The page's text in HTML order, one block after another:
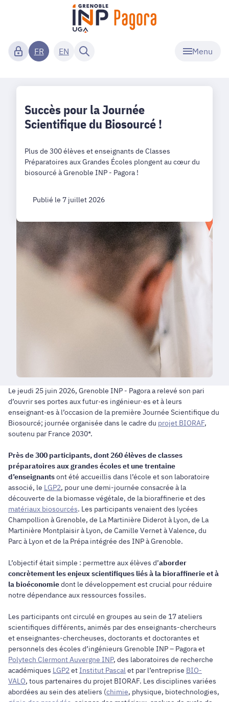
Menu
FR EN
Succès pour la Journée
Scientifique du Biosourcé !
Plus de 300 élèves et enseignants de Classes
Préparatoires aux Grandes Écoles plongent au cœur du
biosourcé à Grenoble INP - Pagora !
Publié le 7 juillet 2026
Le jeudi 25 juin 2026, Grenoble INP - Pagora a relevé son pari
d’ouvrir ses portes aux futur·es ingénieur·es et à leurs
enseignant·es à l’occasion de la première Journée Scientifique du
Biosourcé; journée organisée dans le cadre du projet BIORAF,
soutenu par France 2030*.
Près de 300 participants, dont 260 élèves de classes
préparatoires aux grandes écoles et une trentaine
d’enseignantsont été accueillis dans l’école et son laboratoire
associé, le LGP2, pour une demi-journée consacrée à la
découverte de la biomasse végétale, de la bioraffinerie et des
matériaux biosourcés. Les participants venaient des lycées
Champollion à Grenoble, de La Martinière Diderot à Lyon, de La
Martinière Montplaisir à Lyon, de Camille Vernet à Valence, du
Parc à Lyon et de la Prépa intégrée des INP à Grenoble.
L’objectif était simple : permettre aux élèves d’aborder
concrètement les enjeux scientifiques liés à la bioraffinerie et à
la bioéconomiedont le développement est crucial pour réduire
notre dépendance aux ressources fossiles.
Les participants ont circulé en groupes au sein de 17 ateliers
scientifiques différents, animés par des enseignants-chercheurs
et enseignantes-chercheuses, doctorants et doctorantes et
personnels des écoles d’ingénieurs Grenoble INP – Pagora et
Polytech Clermont Auvergne INP, des laboratoires de recherche
académiques LGP2etInstitut Pascalet par l’entreprise BIO-
VALO, tous partenaires du projet BIORAF. Les disciplines variées
abordées au sein des ateliers (chimie, physique, biotechnologies,